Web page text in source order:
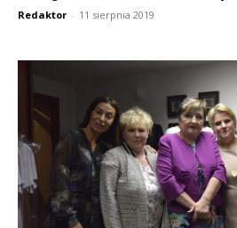
Redaktor - 11 sierpnia 2019